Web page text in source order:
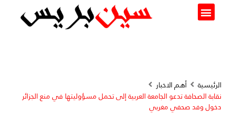
الرئيسية
أهم الاخبار
نقابة الصحافة تدعو الجامعة العربية إلى تحمل مسؤوليتها في منع الجزائر
دخول وفد صحفي مغربي